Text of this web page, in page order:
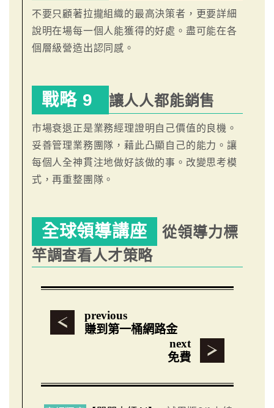
不要只顧著拉攏組織的最高決策者，更要詳細
說明在場每一個人能獲得的好處。盡可能在各
個層級營造出認同感。
戰略 9 讓人人都能銷售
市場衰退正是業務經理證明自己價值的良機。
妥善管理業務團隊，藉此凸顯自己的能力。讓
每個人全神貫注地做好該做的事。改變思考模
式，再重整團隊。
全球領導講座
從領導力標
竿調查看人才策略
previous
賺到第一桶網路金
next
免費